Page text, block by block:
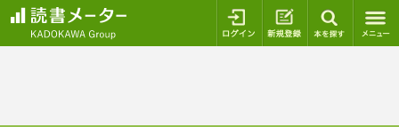
ログイン 新規登録